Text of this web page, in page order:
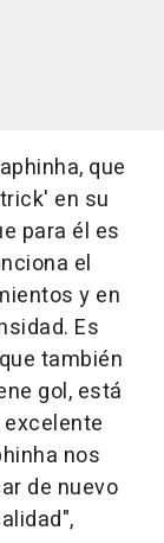
que
en su
para él es
el
y en
Es
también
gol, está
nos
de nuevo